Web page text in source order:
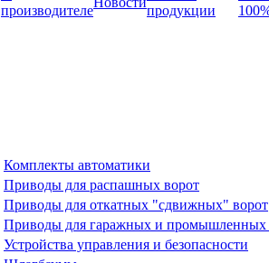
производителе
продукции
Комплекты автоматики
Приводы для распашных ворот
Приводы для откатных "сдвижных" ворот
Приводы для гаражных и промышленных
Устройства управления и безопасности